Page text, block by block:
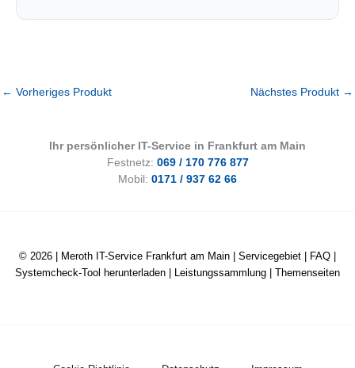
← Vorheriges Produkt Nächstes Produkt →
Ihr persönlicher IT-Service in Frankfurt am Main
Festnetz: 069 / 170 776 877
Mobil: 0171 / 937 62 66
© 2026 | Meroth IT-Service Frankfurt am Main Servicegebiet FAQ
Systemcheck-Tool herunterladen
Leistungssammlung Themenseiten